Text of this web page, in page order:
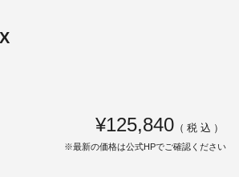
¥125,840 （税込）
※最新の価格は公式HPでご確認ください